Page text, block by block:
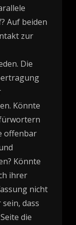
Auf beiden
zur
Die
Könnte
offenbar
Könnte
ihrer
nicht
dass
die